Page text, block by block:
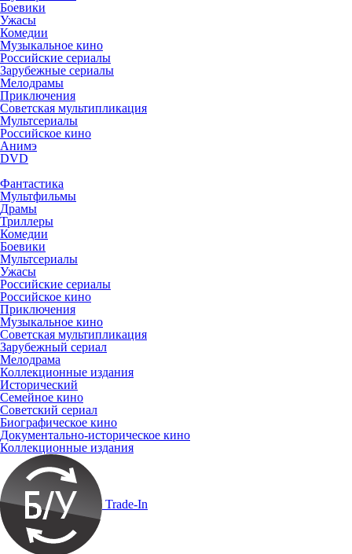
Боевики
Ужасы
Комедии
Музыкальное кино
Российские сериалы
Зарубежные сериалы
Мелодрамы
Приключения
Советская мультипликация
Мультсериалы
Российское кино
Анимэ
DVD
Фантастика
Мультфильмы
Драмы
Триллеры
Комедии
Боевики
Мультсериалы
Ужасы
Российские сериалы
Российское кино
Приключения
Музыкальное кино
Советская мультипликация
Зарубежный сериал
Мелодрама
Коллекционные издания
Исторический
Семейное кино
Советский сериал
Биографическое кино
Документально-историческое кино
Коллекционные издания
Trade-In